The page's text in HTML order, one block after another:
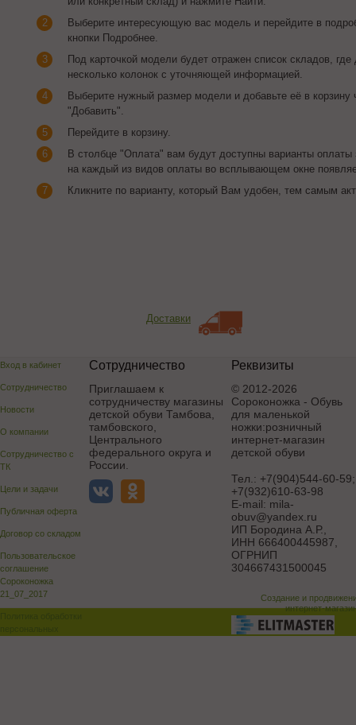
Выберите интересующую вас модель и перейдите в
кнопки Подробнее.
Под карточкой модели будет отражен список складов,
несколько колонок с уточняющей информацией.
Выберите нужный размер модели и добавьте её в корзину
"Добавить".
Перейдите в корзину.
В столбце "Оплата" вам будут доступны варианты оплаты
на каждый из видов оплаты во всплывающем окне
Кликните по варианту, который Вам удобен, тем самым
Доставки
Вход в кабинет
Сотрудничество
Новости
О компании
Сотрудничество с
ТК
Цели и задачи
Публичная оферта
Договор со складом
Пользовательское
соглашение
Сороконожка
21_07_2017
Сотрудничество
Приглашаем к
сотрудничеству магазины
детской обуви Тамбова,
тамбовского,
Центрального
федерального округа и
России.
Реквизиты
© 2012-2026
Сороконожка - Обувь
для маленькой
ножки:розничный
интернет-магазин
детской обуви
Тел.: +7(904)544-60-59;
+7(932)610-63-98
E-mail: mila-
obuv@yandex.ru
ИП Бородина А.Р.
ИНН 666400445987,
ОГРНИП
304667431500045
Создание и
интернет-